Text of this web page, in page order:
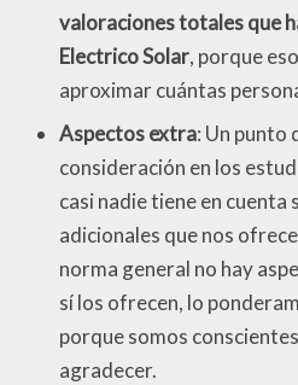
valoraciones totales que
Electrico Solar, porque
aproximar cuántas
Aspectos extra: Un punto
consideración en los
casi nadie tiene en cuenta
adicionales que nos
norma general no hay
sí los ofrecen, lo
porque somos
agradecer.